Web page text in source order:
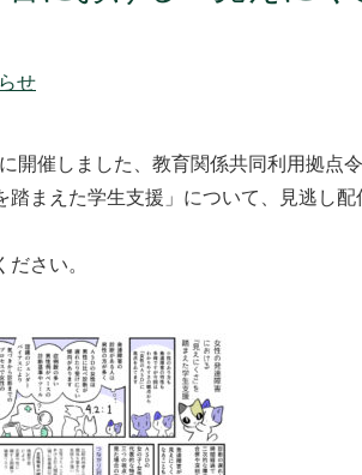
せ
開催しました、教育関係共同利用拠点
まえた学生支援」について、見逃し
ださい。